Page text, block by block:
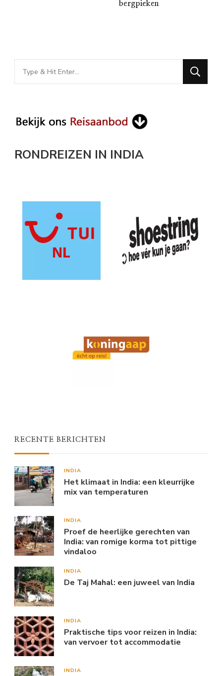
bergpieken
Looking
for
RONDREIZEN IN INDIA
RECENTE BERICHTEN
INDIA
Het klimaat in India: een kleurrijke
mix van temperaturen
INDIA
Proef de heerlijke gerechten van
India: van romige korma tot pittige
vindaloo
INDIA
De Taj Mahal: een juweel van India
INDIA
Praktische tips voor reizen in India:
van vervoer tot accommodatie
INDIA